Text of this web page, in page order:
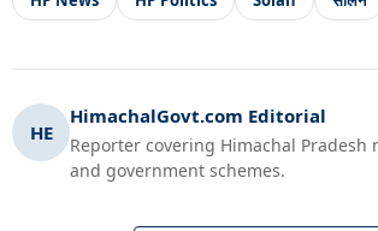
HE
HimachalGovt.com Editorial
Reporter covering Himachal Pradesh
and government schemes.